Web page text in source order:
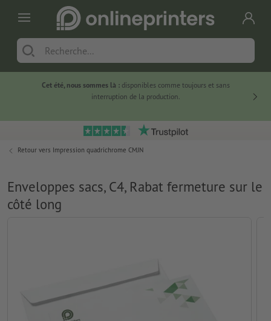
Cet été, nous sommes là :disponibles comme toujours et sans
interruption de la production.
Retour vers Impression quadrichrome CMJN
Enveloppes sacs, C4, Rabat fermeture sur le
côté long